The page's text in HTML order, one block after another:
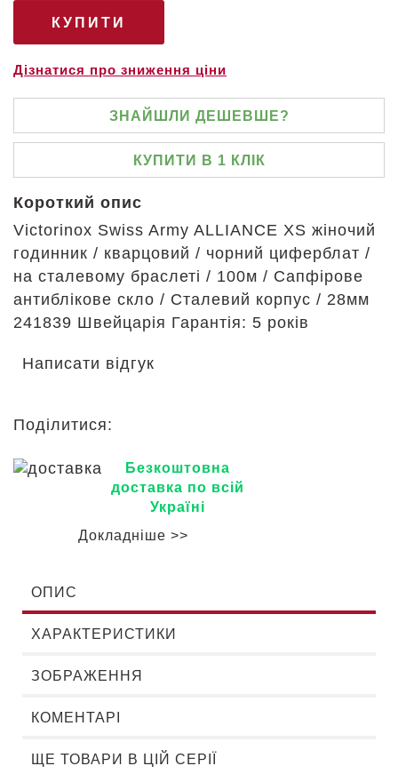
Дізнатися про зниження ціни
ЗНАЙШЛИ ДЕШЕВШЕ?
КУПИТИ В 1 КЛІК
Короткий опис
Victorinox Swiss Army ALLIANCE XS жіночий
годинник / кварцовий / чорний циферблат /
на сталевому браслеті / 100м / Сапфірове
антиблікове скло / Сталевий корпус / 28мм
241839 Швейцарія Гарантія: 5 років
Написати відгук
Поділитися:
Безкоштовна
доставка по всій
Україні
Докладніше >>
ОПИС
ХАРАКТЕРИСТИКИ
ЗОБРАЖЕННЯ
КОМЕНТАРІ
ЩЕ ТОВАРИ В ЦІЙ СЕРІЇ